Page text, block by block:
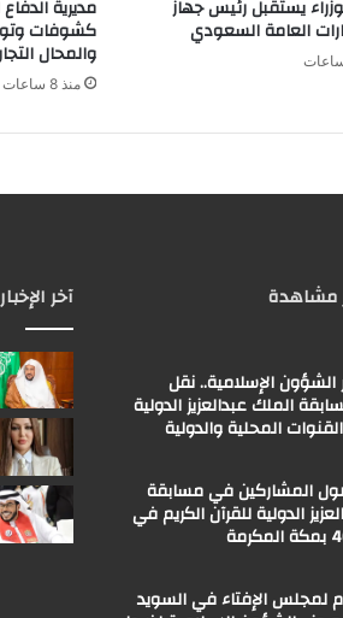
يستقبل رئيس جهاز
العامة السعودي
مديرية
كشوفات
والمحال
منذ 8 ساعات
مشاهدة
الشؤون الإسلامية.. نقل
الملك عبدالعزيز الدولية
المحلية والدولية
المشاركين في مسابقة
الدولية للقرآن الكريم في
لمجلس الإفتاء في السويد
آخر